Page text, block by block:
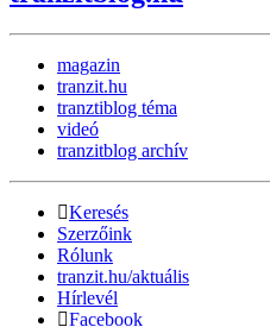
magazin
tranzit.hu
tranztiblog téma
videó
tranzitblog archív
Keresés
Szerzőink
Rólunk
tranzit.hu/aktuális
Hírlevél
Facebook